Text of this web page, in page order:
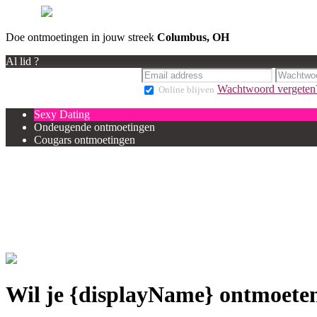
Doe ontmoetingen in jouw streek Columbus, OH
Al lid ?
Online blijven Wachtwoord
Sexy Dating
Ondeugende ontmoetingen
Cougars ontmoetingen
Wil je {displayName}